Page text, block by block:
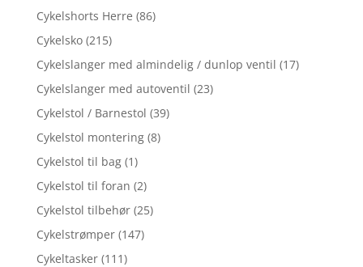
Cykelshorts Herre (86)
Cykelsko (215)
Cykelslanger med almindelig / dunlop ventil (17)
Cykelslanger med autoventil (23)
Cykelstol / Barnestol (39)
Cykelstol montering (8)
Cykelstol til bag (1)
Cykelstol til foran (2)
Cykelstol tilbehør (25)
Cykelstrømper (147)
Cykeltasker (111)